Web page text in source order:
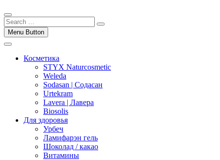
Menu Button
Косметика
STYX Naturcosmetic
Weleda
Sodasan | Содасан
Urtekram
Lavera | Лавера
Biosolis
Для здоровья
Урбеч
Ламифарэн гель
Шоколад / какао
Витамины